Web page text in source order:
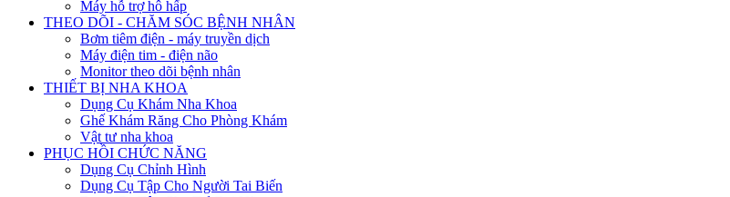
Máy hỗ trợ hô hấp
THEO DÕI - CHĂM SÓC BỆNH NHÂN
Bơm tiêm điện - máy truyền dịch
Máy điện tim - điện não
Monitor theo dõi bệnh nhân
THIẾT BỊ NHA KHOA
Dụng Cụ Khám Nha Khoa
Ghế Khám Răng Cho Phòng Khám
Vật tư nha khoa
PHỤC HỒI CHỨC NĂNG
Dụng Cụ Chỉnh Hình
Dụng Cụ Tập Cho Người Tai Biến